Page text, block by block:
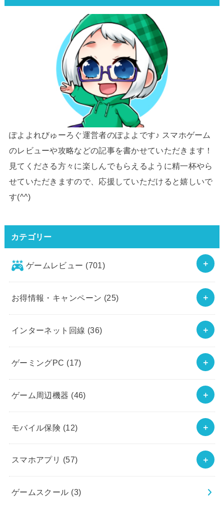
ぽよよれびゅーろぐ運営者のぽよよです♪ スマホゲーム
のレビューや攻略などの記事を書かせていただきます！
見てくださる方々に楽しんでもらえるように精一杯やら
せていただきますので、応援していただけると嬉しいで
す(^^)
カテゴリー
ゲームレビュー (701)
お得情報・キャンペーン (25)
インターネット回線 (36)
ゲーミングPC (17)
ゲーム周辺機器 (46)
モバイル保険 (12)
スマホアプリ (57)
ゲームスクール (3)